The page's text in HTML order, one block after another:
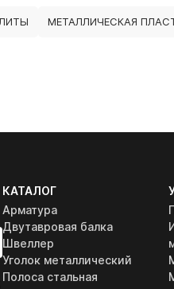
МЕТАЛЛИЧЕСКАЯ
КАТАЛОГ
Арматура
Двутавровая балка
Швеллер
Уголок металлический
Полоса стальная